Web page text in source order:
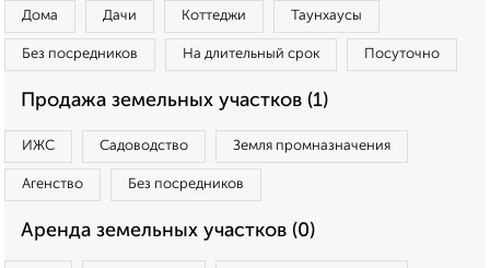
Дома Дачи Коттеджи Таунхаусы
Без посредников На длительный срок Посуточно
Продажа земельных участков (1)
ИЖС Садоводство Земля промназначения
Агенство Без посредников
Аренда земельных участков (0)